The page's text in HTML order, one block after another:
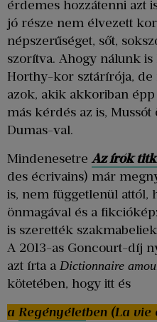
érdemes hozzátenni azt
jó része nem élvezett
népszerűséget, sőt,
szorítva. Ahogy nálunk
Horthy-kor sztárírója, de
azok, akik akkoriban
más kérdés az is,
Dumas-val.
Mindenesetre Az írók
des écrivains) már
is, nem függetlenül attól,
önmagával és a
is szerették
A 2013-as Goncourt-díj
azt írta a Dictionnaire
kötetében, hogy itt és
a Regényéletben (La vie